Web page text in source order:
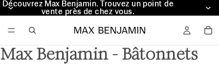
Découvrez Max Benjamin. Trouvez un point de
vente près de chez vous.
Découvrez Max Benjamin. Trouvez un point de
vente près de chez vous.
Max Benjamin - Bâtonnets